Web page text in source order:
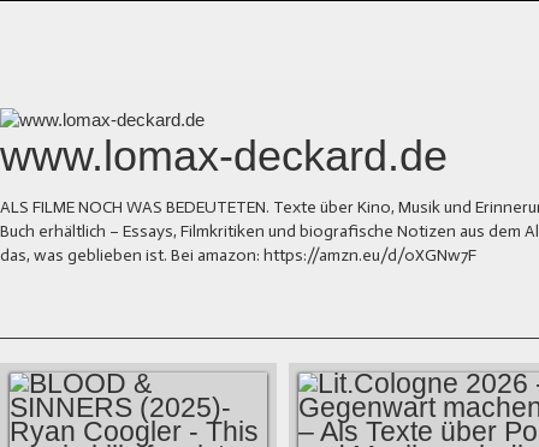
www.lomax-deckard.de
ALS FILME NOCH WAS BEDEUTETEN. Texte über Kino, Musik und
Buch erhältlich – Essays, Filmkritiken und biografische Notizen aus dem
das, was geblieben ist. Bei amazon: https://amzn.eu/d/0XGNw7F